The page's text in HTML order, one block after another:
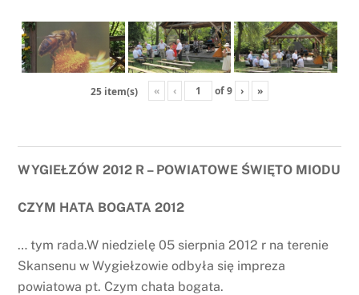
25 item(s) « ‹ of9 › »
WYGIEŁZÓW 2012 R – POWIATOWE ŚWIĘTO MIODU
CZYM HATA BOGATA 2012
… tym rada.W niedzielę 05 sierpnia 2012 r na terenie
Skansenu w Wygiełzowie odbyła się impreza
powiatowa pt. Czym chata bogata.